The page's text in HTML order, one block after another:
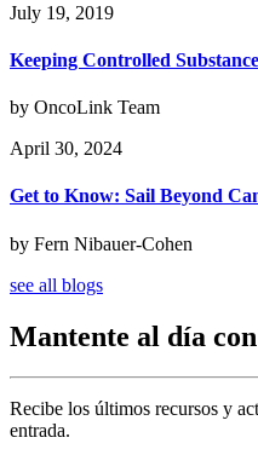
July 19, 2019
Keeping Controlled
by OncoLink Team
April 30, 2024
Get to Know: Sail Beyond
by Fern Nibauer-Cohen
see all blogs
Mantente al día
Recibe los últimos recursos y
entrada.